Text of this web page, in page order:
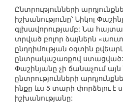
Ընտրությունների
իշխանությունը՝ Նիկոլ
գլխավորությամբ: Նա
տրված բոլոր ձայներն
ընդդիմության օգտին
ընտրակաշառքով ստացված:
Փաշինյանը չի ճանաչում այն
ընտրությունների
ինքը ևս 5 տարի փորձելու է
իշխանությանը: